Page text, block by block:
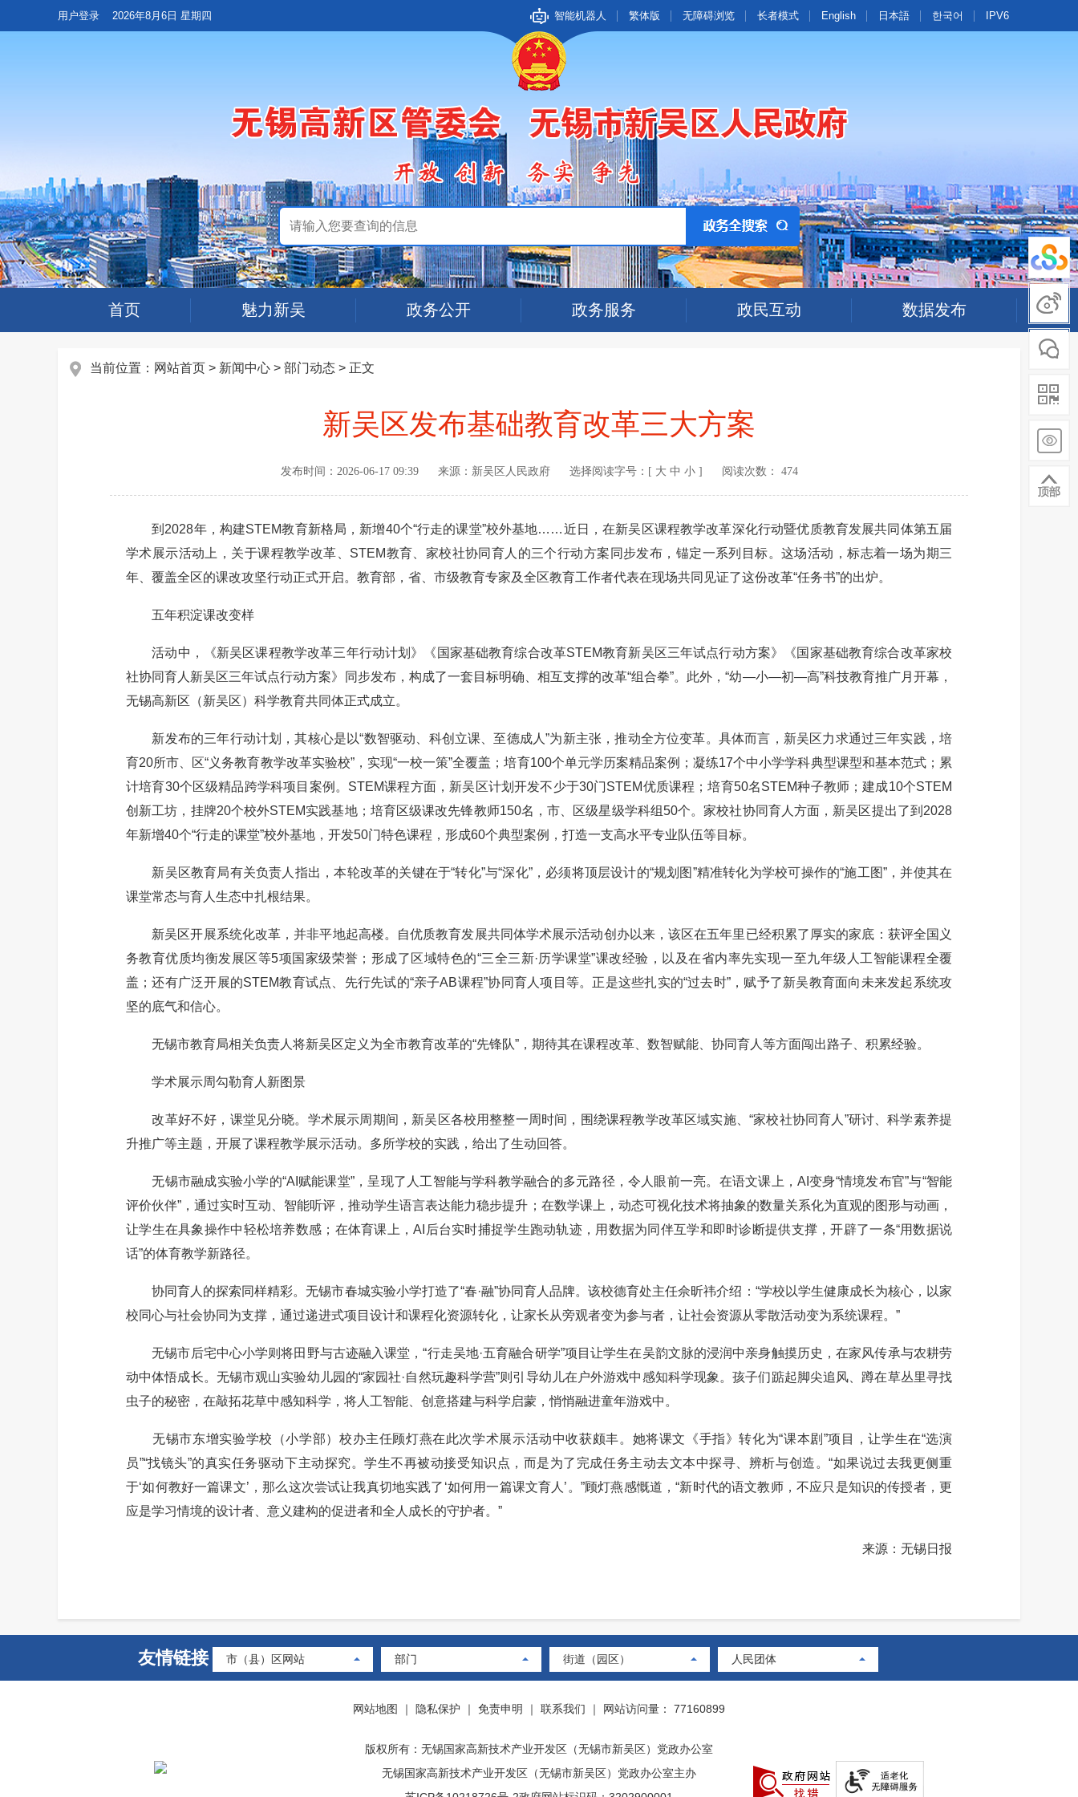
用户登录 2026年8月6日 星期四 智能机器人 繁体版 无障碍浏览 长者模式 English 日本語 한국어 IPV6
首页 魅力新吴 政务公开 政务服务 政民互动 数据发布
当前位置： 网站首页 > 新闻中心 > 部门动态 > 正文
新吴区发布基础教育改革三大方案
发布时间： 2026-06-17 09:39 来源： 新吴区人民政府 选择阅读字号：[ 大 中 小] 阅读次数： 474
到2028年，构建STEM教育新格局，新增40个“行走的课堂”校外基地……近日，在新吴区课程教学改革深化行动暨优质教育发展共同体第五届
学术展示活动上，关于课程教学改革、STEM教育、家校社协同育人的三个行动方案同步发布，锚定一系列目标。这场活动，标志着一场为期三
年、覆盖全区的课改攻坚行动正式开启。教育部，省、市级教育专家及全区教育工作者代表在现场共同见证了这份改革“任务书”的出炉。
五年积淀课改变样
活动中，《新吴区课程教学改革三年行动计划》《国家基础教育综合改革STEM教育新吴区三年试点行动方案》《国家基础教育综合改革家校
社协同育人新吴区三年试点行动方案》同步发布，构成了一套目标明确、相互支撑的改革“组合拳”。此外，“幼—小—初—高”科技教育推广月开幕，
无锡高新区（新吴区）科学教育共同体正式成立。
新发布的三年行动计划，其核心是以“数智驱动、科创立课、至德成人”为新主张，推动全方位变革。具体而言，新吴区力求通过三年实践，培
育20所市、区“义务教育教学改革实验校”，实现“一校一策”全覆盖；培育100个单元学历案精品案例；凝练17个中小学学科典型课型和基本范式；累
计培育30个区级精品跨学科项目案例。STEM课程方面，新吴区计划开发不少于30门STEM优质课程；培育50名STEM种子教师；建成10个STEM
创新工坊，挂牌20个校外STEM实践基地；培育区级课改先锋教师150名，市、区级星级学科组50个。家校社协同育人方面，新吴区提出了到2028
年新增40个“行走的课堂”校外基地，开发50门特色课程，形成60个典型案例，打造一支高水平专业队伍等目标。
新吴区教育局有关负责人指出，本轮改革的关键在于“转化”与“深化”，必须将顶层设计的“规划图”精准转化为学校可操作的“施工图”，并使其在
课堂常态与育人生态中扎根结果。
新吴区开展系统化改革，并非平地起高楼。自优质教育发展共同体学术展示活动创办以来，该区在五年里已经积累了厚实的家底：获评全国义
务教育优质均衡发展区等5项国家级荣誉；形成了区域特色的“三全三新·历学课堂”课改经验，以及在省内率先实现一至九年级人工智能课程全覆
盖；还有广泛开展的STEM教育试点、先行先试的“亲子AB课程”协同育人项目等。正是这些扎实的“过去时”，赋予了新吴教育面向未来发起系统攻
坚的底气和信心。
无锡市教育局相关负责人将新吴区定义为全市教育改革的“先锋队”，期待其在课程改革、数智赋能、协同育人等方面闯出路子、积累经验。
学术展示周勾勒育人新图景
改革好不好，课堂见分晓。学术展示周期间，新吴区各校用整整一周时间，围绕课程教学改革区域实施、“家校社协同育人”研讨、科学素养提
升推广等主题，开展了课程教学展示活动。多所学校的实践，给出了生动回答。
无锡市融成实验小学的“AI赋能课堂”，呈现了人工智能与学科教学融合的多元路径，令人眼前一亮。在语文课上，AI变身“情境发布官”与“智能
评价伙伴”，通过实时互动、智能听评，推动学生语言表达能力稳步提升；在数学课上，动态可视化技术将抽象的数量关系化为直观的图形与动画，
让学生在具象操作中轻松培养数感；在体育课上，AI后台实时捕捉学生跑动轨迹，用数据为同伴互学和即时诊断提供支撑，开辟了一条“用数据说
话”的体育教学新路径。
协同育人的探索同样精彩。无锡市春城实验小学打造了“春·融”协同育人品牌。该校德育处主任佘昕祎介绍：“学校以学生健康成长为核心，以家
校同心与社会协同为支撑，通过递进式项目设计和课程化资源转化，让家长从旁观者变为参与者，让社会资源从零散活动变为系统课程。”
无锡市后宅中心小学则将田野与古迹融入课堂，“行走吴地·五育融合研学”项目让学生在吴韵文脉的浸润中亲身触摸历史，在家风传承与农耕劳
动中体悟成长。无锡市观山实验幼儿园的“家园社·自然玩趣科学营”则引导幼儿在户外游戏中感知科学现象。孩子们踮起脚尖追风、蹲在草丛里寻找
虫子的秘密，在敲拓花草中感知科学，将人工智能、创意搭建与科学启蒙，悄悄融进童年游戏中。
无锡市东增实验学校（小学部）校办主任顾灯燕在此次学术展示活动中收获颇丰。她将课文《手指》转化为“课本剧”项目，让学生在“选演
员”“找镜头”的真实任务驱动下主动探究。学生不再被动接受知识点，而是为了完成任务主动去文本中探寻、辨析与创造。“如果说过去我更侧重
于‘如何教好一篇课文’，那么这次尝试让我真切地实践了‘如何用一篇课文育人’。”顾灯燕感慨道，“新时代的语文教师，不应只是知识的传授者，更
应是学习情境的设计者、意义建构的促进者和全人成长的守护者。”
来源：无锡日报
友情链接 市（县）区网站 部门 街道（园区） 人民团体
网站地图 ｜ 隐私保护 ｜ 免责申明 ｜ 联系我们 ｜ 网站访问量： 77160899
版权所有：无锡国家高新技术产业开发区（无锡市新吴区）党政办公室
无锡国家高新技术产业开发区（无锡市新吴区）党政办公室主办